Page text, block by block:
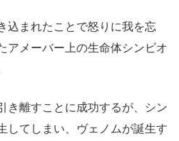
込まれたことで怒りに我を忘
アメーバー上の生命体シンビオ
き離すことに成功するが、シン
してしまい、ヴェノムが誕生す